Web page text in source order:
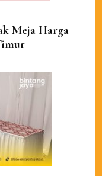
Meja Harga